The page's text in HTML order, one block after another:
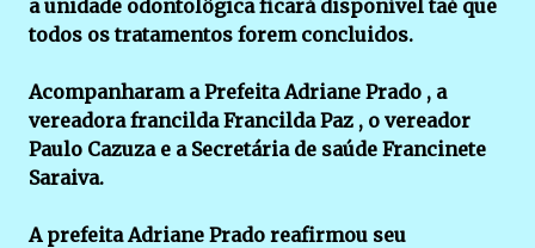
a unidade odontolôgica ficará disponível taé que
todos os tratamentos forem concluidos.
Acompanharam a Prefeita Adriane Prado , a
vereadora francilda Francilda Paz , o vereador
Paulo Cazuza e a Secretária de saúde Francinete
Saraiva.
A prefeita Adriane Prado reafirmou seu